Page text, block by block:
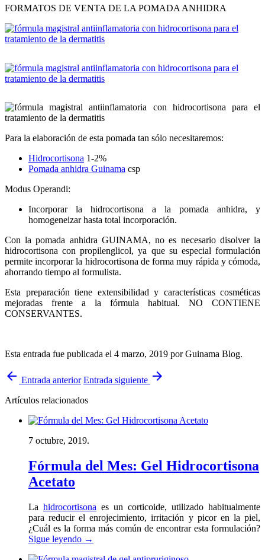
FORMATOS DE VENTA DE LA POMADA ANHIDRA
Para la elaboración de esta pomada tan sólo necesitaremos:
Hidrocortisona 1-2%
Pomada anhidra Guinama csp
Modus Operandi:
Incorporar la hidrocortisona a la pomada anhidra, y
homogeneizar hasta total incorporación.
Con la pomada anhidra GUINAMA, no es necesario disolver la
hidrocortisona con propilenglicol, ya que su especial formulación
permite incorporar la hidrocortisona de forma muy rápida y cómoda,
ahorrando tiempo al formulista.
Esta preparación tiene extensibilidad y características cosméticas
mejoradas frente a la fórmula habitual. NO CONTIENE
CONSERVANTES.
Esta entrada fue publicada el 4 marzo, 2019 por Guinama Blog.
arrow_back Entrada anterior Entrada siguiente arrow_forward
Artículos relacionados
7 octubre, 2019.
Fórmula del Mes: Gel Hidrocortisona
Acetato
La hidrocortisona es un corticoide, utilizado habitualmente
para reducir el enrojecimiento, irritación y picor en la piel,
¿Cuál es la forma más común de encontrar esta formulación?
Sigue leyendo →